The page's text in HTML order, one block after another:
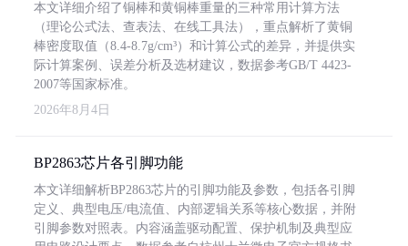
本文详细介绍了铜棒和黄铜棒重量的三种常用计算方法
（理论公式法、查表法、在线工具法），重点解析了黄铜
棒密度取值（8.4-8.7g/cm³）和计算公式的差异，并提供实
际计算案例、误差分析及选材建议，数据参考GB/T 4423-
2007等国家标准。
2026年8月4日
BP2863芯片各引脚功能
本文详细解析BP2863芯片的引脚功能及参数，包括各引脚
定义、典型电压/电流值、内部逻辑关系等核心数据，并附
引脚参数对照表。内容涵盖驱动配置、保护机制及典型应